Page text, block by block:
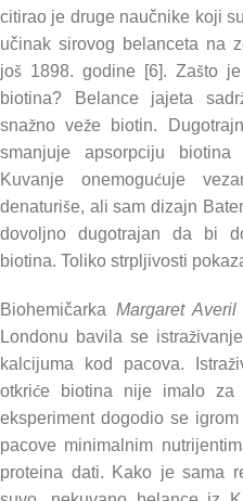
citirao je druge naučnike koji
učinak sirovog belanceta na
još 1898. godine [6]. Zašto
biotina? Belance jajeta
snažno veže biotin.
smanjuje apsorpciju
Kuvanje onemogućuje
denaturiše, ali sam dizajn
dovoljno dugotrajan da bi
biotina. Toliko strpljivosti
Biohemičarka Margaret
Londonu bavila se
kalcijuma kod pacova.
otkriće biotina nije imalo
eksperiment dogodio se
pacove minimalnim
proteina dati. Kako je sama